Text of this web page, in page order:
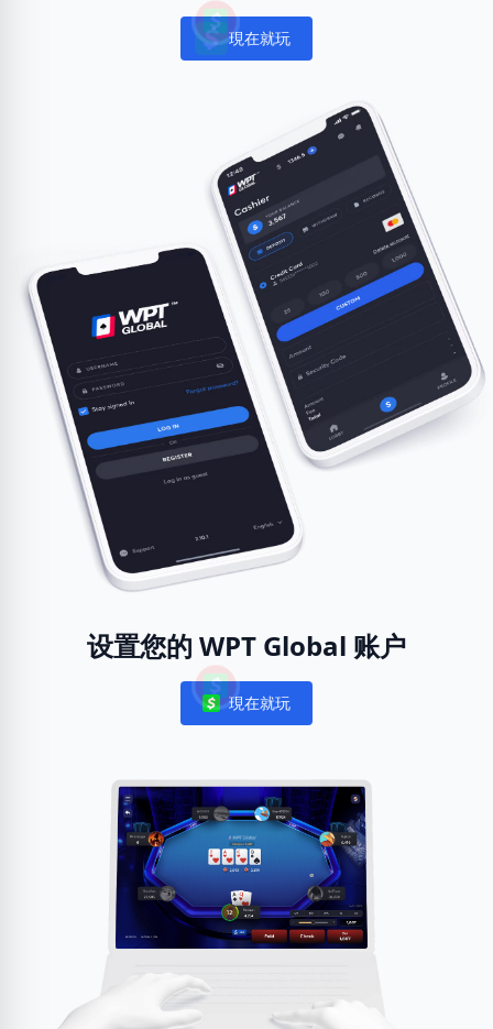
Notifications
現在就玩
设置您的 WPT Global 账户
Notifications
現在就玩